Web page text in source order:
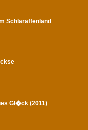
Schlaraffenland
Gl�ck (2011)